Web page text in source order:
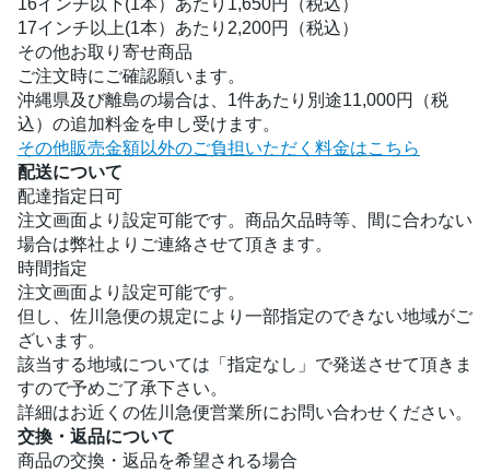
17インチ以上(1本）あたり2,200円（税込）
その他お取り寄せ商品
ご注文時にご確認願います。
沖縄県及び離島の場合は、1件あたり別途11,000円（税
込）の追加料金を申し受けます。
その他販売金額以外のご負担いただく料金はこちら
配送について
配達指定日可
注文画面より設定可能です。商品欠品時等、間に合わない
場合は弊社よりご連絡させて頂きます。
時間指定
注文画面より設定可能です。
但し、佐川急便の規定により一部指定のできない地域がご
ざいます。
該当する地域については「指定なし」で発送させて頂きま
すので予めご了承下さい。
詳細はお近くの佐川急便営業所にお問い合わせください。
交換・返品について
商品の交換・返品を希望される場合